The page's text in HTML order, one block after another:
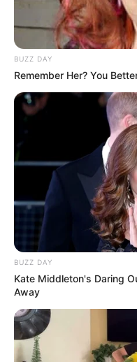
BUZZ DAY
Remember Her? You
BUZZ DAY
Kate Middleton's Daring
Away